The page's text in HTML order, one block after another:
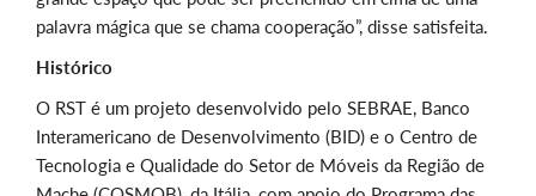
palavra mágica que se chama cooperação”, disse satisfeita.
Histórico
O RST é um projeto desenvolvido pelo SEBRAE, Banco
Interamericano de Desenvolvimento (BID) e o Centro de
Tecnologia e Qualidade do Setor de Móveis da Região de